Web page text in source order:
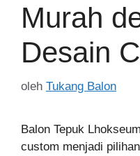
Murah
Desain
oleh Tukang Balon
Balon Tepuk
custom menjadi